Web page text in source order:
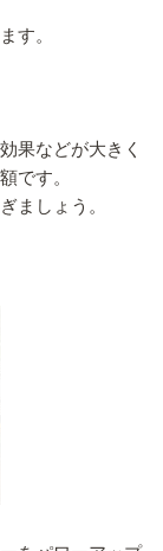
す。
果などが大きく
です。
ましょう。